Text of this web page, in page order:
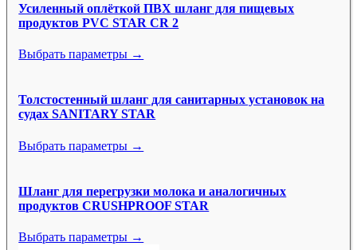
Усиленный оплёткой ПВХ шланг для пищевых
продуктов PVC STAR CR 2
Выбрать параметры →
Толстостенный шланг для санитарных установок на
судах SANITARY STAR
Выбрать параметры →
Шланг для перегрузки молока и аналогичных
продуктов CRUSHPROOF STAR
Выбрать параметры →